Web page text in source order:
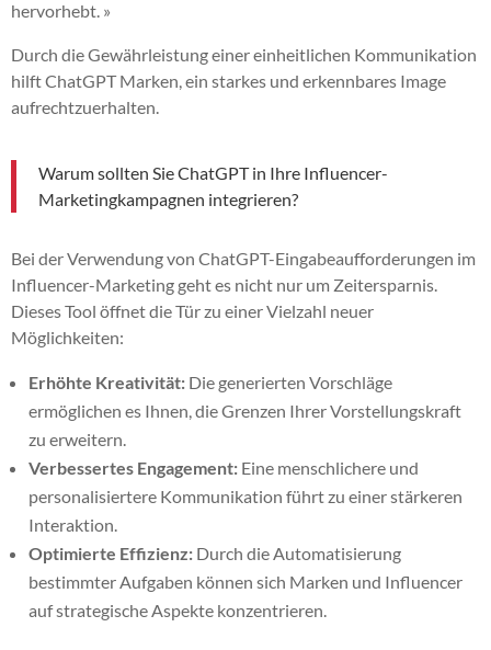
hervorhebt. »
Durch die Gewährleistung einer einheitlichen Kommunikation
hilft ChatGPT Marken, ein starkes und erkennbares Image
aufrechtzuerhalten.
Warum sollten Sie ChatGPT in Ihre Influencer-
Marketingkampagnen integrieren?
Bei der Verwendung von ChatGPT-Eingabeaufforderungen im
Influencer-Marketing geht es nicht nur um Zeitersparnis.
Dieses Tool öffnet die Tür zu einer Vielzahl neuer
Möglichkeiten:
Erhöhte Kreativität: Die generierten Vorschläge
ermöglichen es Ihnen, die Grenzen Ihrer Vorstellungskraft
zu erweitern.
Verbessertes Engagement: Eine menschlichere und
personalisiertere Kommunikation führt zu einer stärkeren
Interaktion.
Optimierte Effizienz: Durch die Automatisierung
bestimmter Aufgaben können sich Marken und Influencer
auf strategische Aspekte konzentrieren.